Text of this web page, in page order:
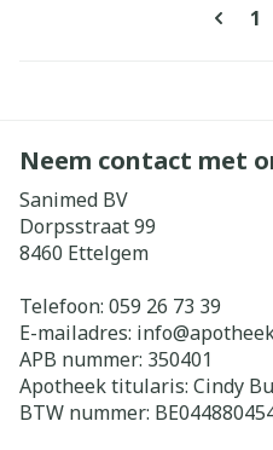
U
1
Neem contact met
Sanimed BV
Dorpsstraat 99
8460 Ettelgem
Telefoon: 059 26 73 39
E-mailadres: info@
APB nummer: 350401
Apotheek titularis: Cindy
BTW nummer: